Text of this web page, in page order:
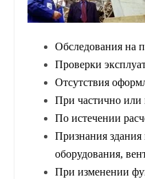
Обследования на
Проверки
Отсутствия
При частично или
По истечении
Признания
оборудования,
При изменении